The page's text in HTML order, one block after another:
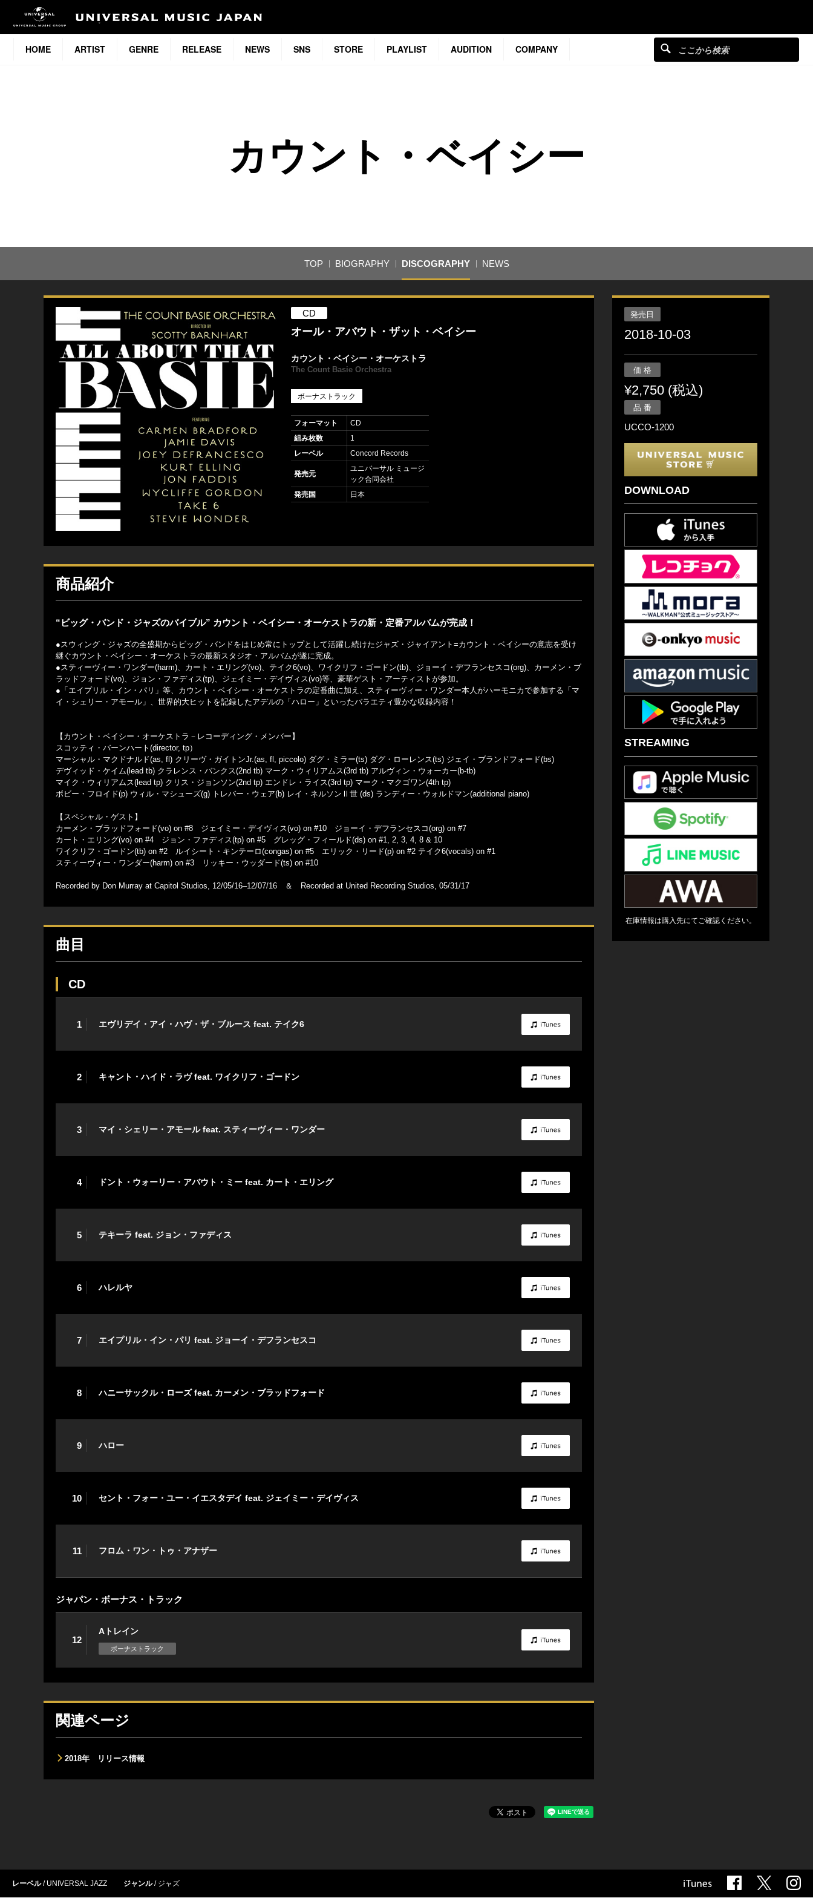
HOME ARTIST GENRE RELEASE NEWS SNS STORE PLAYLIST AUDITION COMPANY
カウント・ベイシー
TOP BIOGRAPHY DISCOGRAPHY NEWS
CD
オール・アバウト・ザット・ベイシー
カウント・ベイシー・オーケストラ
The Count Basie Orchestra
ボーナストラック
フォーマット
CD
組み枚数
1
レーベル
Concord Records
発売元
ユニバーサル ミュージ
ック合同会社
発売国
日本
商品紹介
“ビッグ・バンド・ジャズのバイブル” カウント・ベイシー・オーケストラの新・定番アルバムが完成！
●スウィング・ジャズの全盛期からビッグ・バンドをはじめ常にトップとして活躍し続けたジャズ・ジャイアント=カウント・ベイシーの意志を受け
継ぐカウント・ベイシー・オーケストラの最新スタジオ・アルバムが遂に完成。
●スティーヴィー・ワンダー(harm)、カート・エリング(vo)、テイク6(vo)、ワイクリフ・ゴードン(tb)、ジョーイ・デフランセスコ(org)、カーメン・ブ
ラッドフォード(vo)、ジョン・ファディス(tp)、ジェイミー・デイヴィス(vo)等、豪華ゲスト・アーティストが参加。
●「エイプリル・イン・パリ」等、カウント・ベイシー・オーケストラの定番曲に加え、スティーヴィー・ワンダー本人がハーモニカで参加する「マ
イ・シェリー・アモール」、世界的大ヒットを記録したアデルの「ハロー」といったバラエティ豊かな収録内容！
【カウント・ベイシー・オーケストラ－レコーディング・メンバー】
スコッティ・バーンハート(director, tp）
マーシャル・マクドナルド(as, fl) クリーヴ・ガイトンJr.(as, fl, piccolo) ダグ・ミラー(ts) ダグ・ローレンス(ts) ジェイ・ブランドフォード(bs)
デヴィッド・ケイム(lead tb) クラレンス・バンクス(2nd tb) マーク・ウィリアムス(3rd tb) アルヴィン・ウォーカー(b-tb)
マイク・ウィリアムス(lead tp) クリス・ジョンソン(2nd tp) エンドレ・ライス(3rd tp) マーク・マクゴワン(4th tp)
ボビー・フロイド(p) ウィル・マシューズ(g) トレバー・ウェア(b) レイ・ネルソンⅡ世 (ds) ランディー・ウォルドマン(additional piano)
【スペシャル・ゲスト】
カーメン・ブラッドフォード(vo) on #8 ジェイミー・デイヴィス(vo) on #10 ジョーイ・デフランセスコ(org) on #7
カート・エリング(vo) on #4 ジョン・ファディス(tp) on #5 グレッグ・フィールド(ds) on #1, 2, 3, 4, 8 & 10
ワイクリフ・ゴードン(tb) on #2 ルイシート・キンテーロ(congas) on #5 エリック・リード(p) on #2 テイク6(vocals) on #1
スティーヴィー・ワンダー(harm) on #3 リッキー・ウッダード(ts) on #10
Recorded by Don Murray at Capitol Studios, 12/05/16–12/07/16 ＆ Recorded at United Recording Studios, 05/31/17
曲目
CD
1 エヴリデイ・アイ・ハヴ・ザ・ブルース feat. テイク6
2 キャント・ハイド・ラヴ feat. ワイクリフ・ゴードン
3 マイ・シェリー・アモール feat. スティーヴィー・ワンダー
4 ドント・ウォーリー・アバウト・ミー feat. カート・エリング
5 テキーラ feat. ジョン・ファディス
6 ハレルヤ
7 エイプリル・イン・パリ feat. ジョーイ・デフランセスコ
8 ハニーサックル・ローズ feat. カーメン・ブラッドフォード
9 ハロー
10 セント・フォー・ユー・イエスタデイ feat. ジェイミー・デイヴィス
11 フロム・ワン・トゥ・アナザー
ジャパン・ボーナス・トラック
12
Aトレイン
ボーナストラック
関連ページ
2018年 リリース情報
発売日
2018-10-03
価 格
¥2,750 (税込)
品 番
UCCO-1200
DOWNLOAD
STREAMING
在庫情報は購入先にてご確認ください。
レーベル UNIVERSAL JAZZ ジャンル ジャズ